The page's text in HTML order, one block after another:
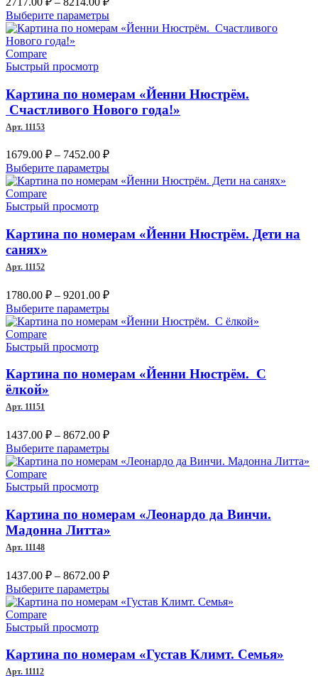
цен:
2717.00 ₽
Выберите параметрыЭтот
товар
можно
выбрать
на
Compare
Быстрый просмотр
Картина по номерам «Йенни Нюстрём.
Счастливого Нового года!»
Арт. 11153
1679.00 ₽ – 7452.00 ₽Диапазон
цен:
1679.00 ₽
Выберите параметрыЭтот
товар
Опции
можно
товара.
Compare
Быстрый просмотр
Картина по номерам «Йенни Нюстрём. Дети на
санях»
Арт. 11152
1780.00 ₽ – 9201.00 ₽Диапазон
цен:
1780.00 ₽
Выберите параметрыЭтот
товар
Опции
можно
товара.
Compare
Быстрый просмотр
Картина по номерам «Йенни Нюстрём. С
ёлкой»
Арт. 11151
1437.00 ₽ – 8672.00 ₽Диапазон
цен:
1437.00 ₽
Выберите параметрыЭтот
товар
Опции
можно
выбрать
товара.
Compare
Быстрый просмотр
Картина по номерам «Леонардо да Винчи.
Мадонна Литта»
Арт. 11148
1437.00 ₽ – 8672.00 ₽Диапазон
цен:
1437.00 ₽
Выберите параметрыЭтот
товар
Опции
можно
Compare
Быстрый просмотр
Картина по номерам «Густав Климт. Семья»
Арт. 11112